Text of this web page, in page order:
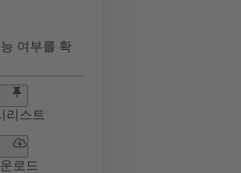
여부를 확
리스트
로드